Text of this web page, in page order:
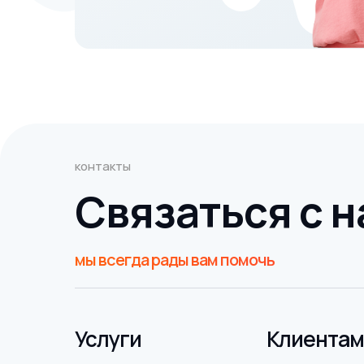
Cвязаться с
контакты
мы всегда рады вам помочь
Услуги Клиентам